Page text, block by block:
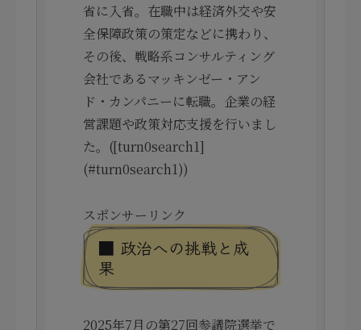
省に入省。在職中は経済外交や安
全保障政策の策定などに携わり、
その後、戦略系コンサルティング
会社であるマッキンゼー・アン
ド・カンパニーに転職。企業の経
営課題や政策対応支援を行いまし
た。([turn0search1]
(#turn0search1))
スポンサーリンク
■ 政治への挑戦と成
果
2025年7月の第27回参議院選挙で